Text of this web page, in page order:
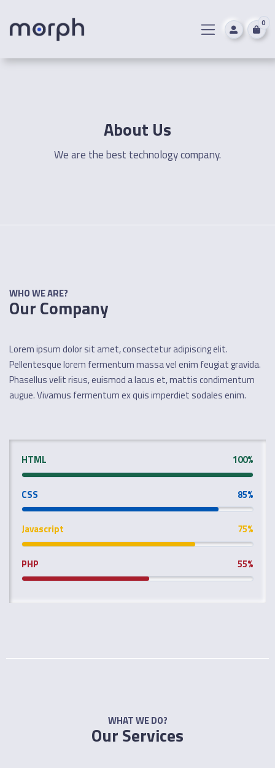
0
About Us
We are the best technology company.
WHO WE ARE?
Our Company
Lorem ipsum dolor sit amet, consectetur adipiscing elit.
Pellentesque lorem fermentum massa vel enim feugiat gravida.
Phasellus velit risus, euismod a lacus et, mattis condimentum
augue. Vivamus fermentum ex quis imperdiet sodales enim.
HTML 100%
CSS 85%
Javascript 75%
PHP 55%
WHAT WE DO?
Our Services